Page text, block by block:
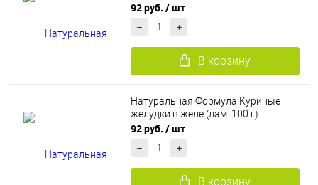
92 руб. / шт
В корзину
Натуральная Формула Куриные
желудки в желе (лам. 100 г)
92 руб. / шт
В корзину